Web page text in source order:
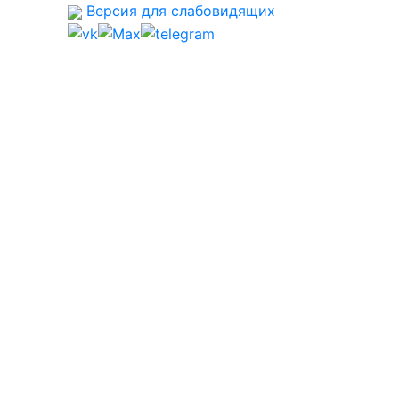
Версия для слабовидящих